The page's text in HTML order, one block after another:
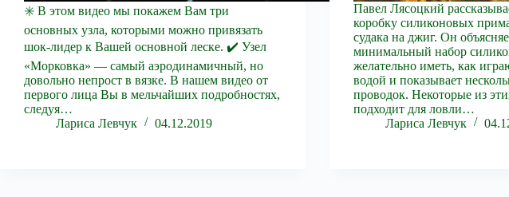
✳️ В этом видео мы покажем Вам три
основных узла, которыми можно привязать
шок-лидер к Вашей основной леске. ✔️ Узел
«Морковка» — самый аэродинамичный, но
довольно непрост в вязке. В нашем видео от
первого лица Вы в мельчайших подробностях,
следуя…
Лариса Левчук
04.12.2019
Павел Лясоцкий
коробку силиконовых
судака на джиг. Он
минимальный набор
желательно иметь, как
водой и показывает
проводок. Некоторые из
подходит для ловли…
Лариса Левчук